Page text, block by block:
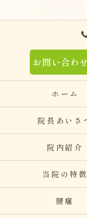
お問い合わ
ホーム
院長あいさ
院内紹介
当院の特徴
腰痛